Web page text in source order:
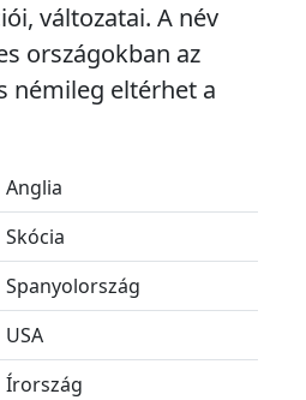
változatai. A név
országokban az
némileg eltérhet a
Anglia
Skócia
Spanyolország
USA
Írország